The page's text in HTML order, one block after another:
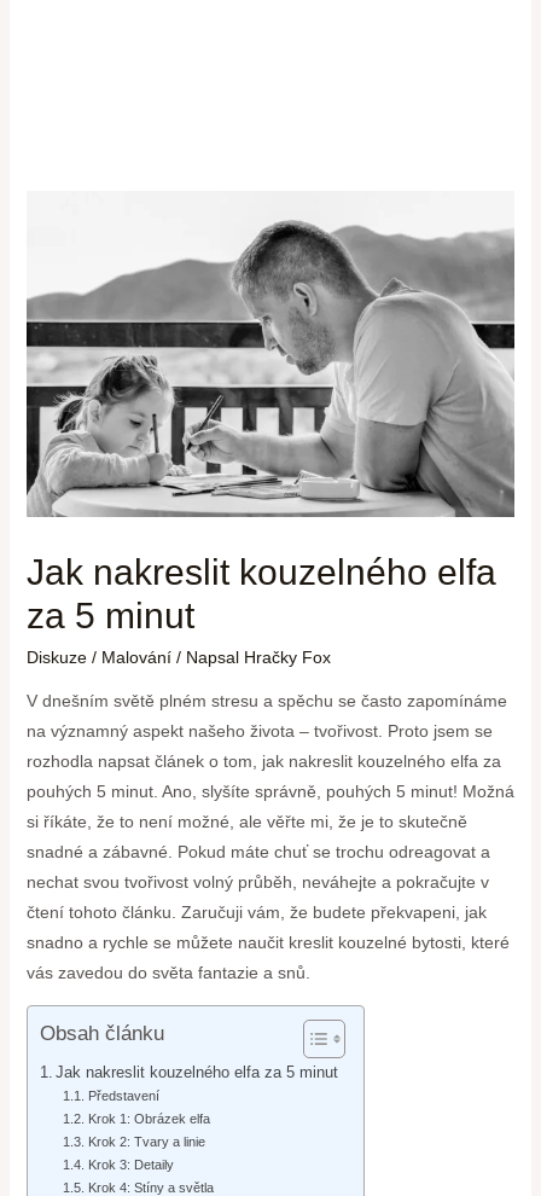
Jak nakreslit kouzelného elfa
za 5 minut
Diskuze / Malování/ Napsal Hračky Fox
V dnešním světě plném stresu a spěchu se často zapomínáme
na významný aspekt našeho života – tvořivost. Proto jsem se
rozhodla napsat článek o tom, jak nakreslit kouzelného elfa za
pouhých 5 minut. Ano, slyšíte správně, pouhých 5 minut! Možná
si říkáte, že to není možné, ale věřte mi, že je to skutečně
snadné a zábavné. Pokud máte chuť se trochu odreagovat a
nechat svou tvořivost volný průběh, neváhejte a pokračujte v
čtení tohoto článku. Zaručuji vám, že budete překvapeni, jak
snadno a rychle se můžete naučit kreslit kouzelné bytosti, které
vás zavedou do světa fantazie a snů.
Obsah článku
Jak nakreslit kouzelného elfa za 5 minut
Představení
Krok 1: Obrázek elfa
Krok 2: Tvary a linie
Krok 3: Detaily
Krok 4: Stíny a světla